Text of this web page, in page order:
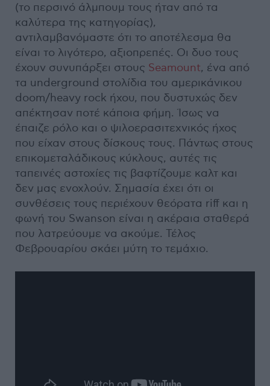
(το περσινό άλμπουμ τους ήταν από τα
καλύτερα της κατηγορίας),
αντιλαμβανόμαστε ότι το αποτέλεσμα θα
είναι το λιγότερο, αξιοπρεπές. Οι δυο τους
έχουν συνυπάρξει στους Seamount, ένα από
τα underground στολίδια του αμερικάνικου
doom/heavy rock ήχου, που δυστυχώς δεν
απέκτησαν ποτέ κάποια φήμη. Ίσως να
έπαιζε ρόλο και ο ψιλοερασιτεχνικός ήχος
που είχαν στους δίσκους τους. Πάντως στους
επικομεταλάδικους κύκλους, αυτές τις
ταπεινές αστοχίες τις βαφτίζουμε καλτ και
δεν μας ενοχλούν. Σημασία έχει ότι οι
συνθέσεις τους περιέχουν θεόρατα riff και η
φωνή του Swanson είναι η ακέραια σταθερά
που λατρεύουμε να ακούμε. Τέλος
Φεβρουαρίου σκάει μύτη το τεμάχιο.